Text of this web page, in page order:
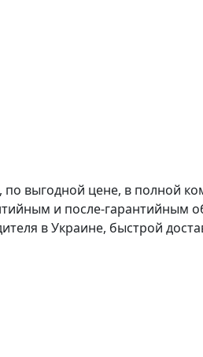
выгодной цене, в полной
и после-гарантийным
в Украине, быстрой